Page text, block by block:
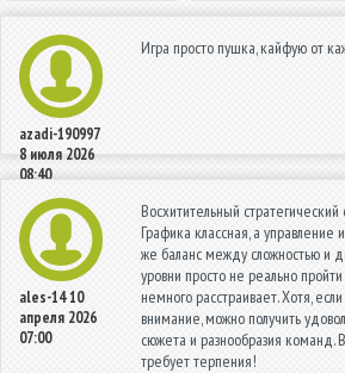
azadi-190997
8 июля 2026
08:40
Игра просто пушка, кайфую от
ales-1410
апреля 2026
07:00
Восхитительный
Графика классная, а управление
же баланс между сложностью и
уровни просто не реально
немного расстраивает. Хотя,
внимание, можно получить
сюжета и разнообразия команд.
требует терпения!